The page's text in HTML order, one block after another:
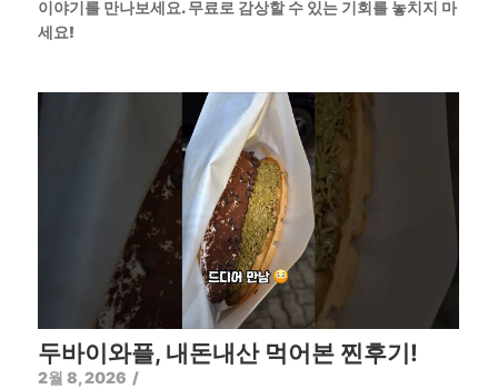
이야기를 만나보세요. 무료로 감상할 수 있는 기회를 놓치지 마
세요!
두바이와플, 내돈내산 먹어본 찐후기!
2월 8, 2026 /